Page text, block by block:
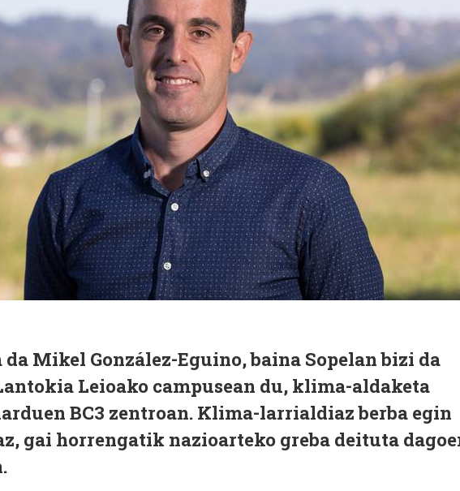
da Mikel González-Eguino, baina Sopelan bizi da
Leioako campusean du, klima-aldaketa
BC3 zentroan. Klima-larrialdiaz berba egin
gai horrengatik nazioarteko greba deituta